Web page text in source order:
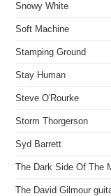
Snowy White
Soft Machine
Stamping Ground
Stay Human
Steve O'Rourke
Storm Thorgerson
Syd Barrett
The Dark Side Of The
The David Gilmour